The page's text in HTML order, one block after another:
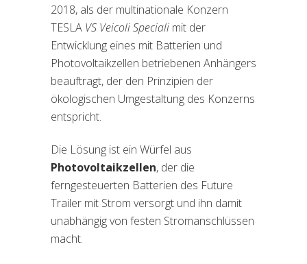
2018, als der multinationale Konzern
TESLA VS Veicoli Speciali mit der
Entwicklung eines mit Batterien und
Photovoltaikzellen betriebenen Anhängers
beauftragt, der den Prinzipien der
ökologischen Umgestaltung des Konzerns
entspricht.
Die Lösung ist ein Würfel aus
Photovoltaikzellen, der die
ferngesteuerten Batterien des Future
Trailer mit Strom versorgt und ihn damit
unabhängig von festen Stromanschlüssen
macht.